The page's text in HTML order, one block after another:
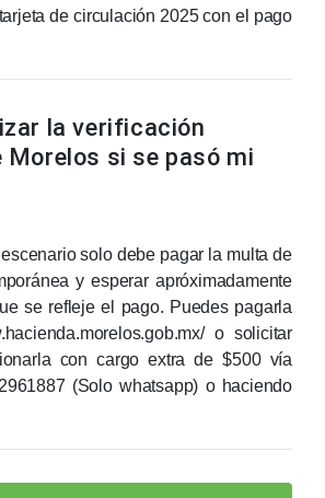
de circulación 2025 con el pago
la verificación
Morelos si se pasó mi
solo debe pagar la multa de
y esperar apróximadamente
se refleje el pago. Puedes pagarla
o solicitar
con cargo extra de $500 vía
(Solo whatsapp) o haciendo